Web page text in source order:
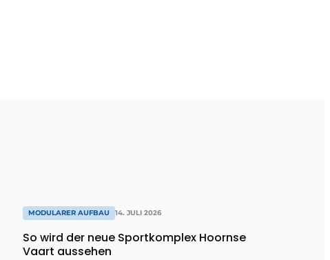
MODULARER AUFBAU 14. JULI 2026
So wird der neue Sportkomplex Hoornse
Vaart aussehen